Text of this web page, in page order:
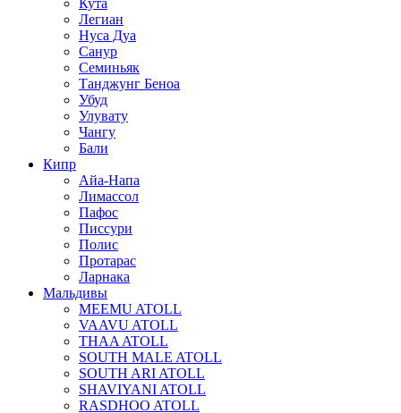
Легиан
Нуса Дуа
Санур
Семиньяк
Танджунг Беноа
Убуд
Улувату
Чангу
Бали
Кипр
Айа-Напа
Лимассол
Пафос
Писсури
Полис
Протарас
Ларнака
Мальдивы
MEEMU ATOLL
VAAVU ATOLL
THAA ATOLL
SOUTH MALE ATOLL
SOUTH ARI ATOLL
SHAVIYANI ATOLL
RASDHOO ATOLL